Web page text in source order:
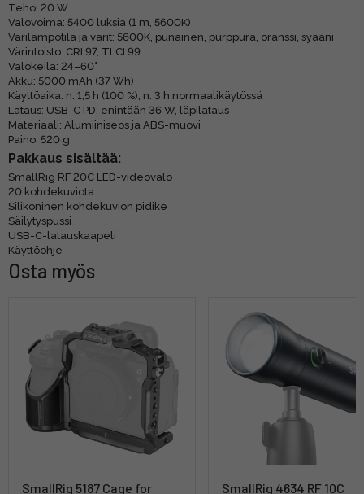
Teho: 20 W
Valovoima: 5400 luksia (1 m, 5600K)
Värilämpötila ja värit: 5600K, punainen, purppura, oranssi, syaani
Värintoisto: CRI 97, TLCI 99
Valokeila: 24–60°
Akku: 5000 mAh (37 Wh)
Käyttöaika: n. 1,5 h (100 %), n. 3 h normaalikäytössä
Lataus: USB-C PD, enintään 36 W, läpilataus
Materiaali: Alumiiniseos ja ABS-muovi
Paino: 520 g
Pakkaus sisältää:
SmallRig RF 20C LED-videovalo
20 kohdekuviota
Silikoninen kohdekuvion pidike
Säilytyspussi
USB-C-latauskaapeli
Käyttöohje
Osta myös
SmallRig 5187 Cage for SmallRig 4634 RF 10C